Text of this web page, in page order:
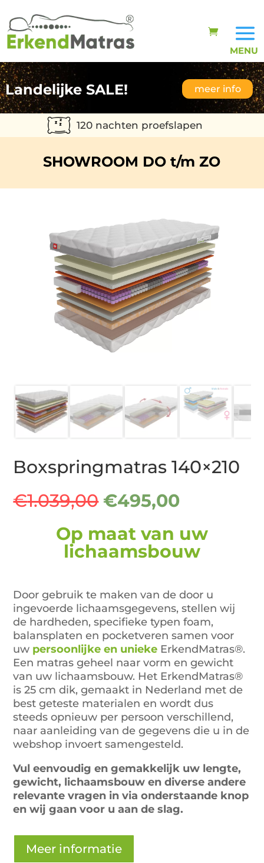
Landelijke SALE! meer info
120 nachten proefslapen
SHOWROOM DO t/m ZO
Boxspringmatras 140×210
€1.039,00 Oorspronkelijke
prijs
was:
€1.039,00.
€495,00Huidige
is:
€495,00.
Op maat van uw
lichaamsbouw
Door gebruik te maken van de door u
ingevoerde lichaamsgegevens, stellen wij
de hardheden, specifieke typen foam,
balansplaten en pocketveren samen voor
uw persoonlijke en unieke ErkendMatras®.
Een matras geheel naar vorm en gewicht
van uw lichaamsbouw. Het ErkendMatras®
is 25 cm dik, gemaakt in Nederland met de
best geteste materialen en wordt dus
steeds opnieuw per persoon verschillend,
naar aanleiding van de gegevens die u in de
webshop invoert samengesteld.
Vul eenvoudig en gemakkelijk uw lengte,
gewicht, lichaamsbouw en diverse andere
relevante vragen in via onderstaande knop
en wij gaan voor u aan de slag.
Meer informatie